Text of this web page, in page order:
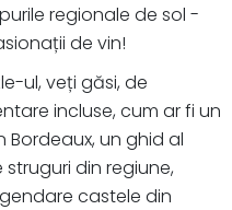
regionale de sol -
de vin!
ul, veți găsi, de
incluse, cum ar fi un
Bordeaux, un ghid al
struguri din regiune,
castele din